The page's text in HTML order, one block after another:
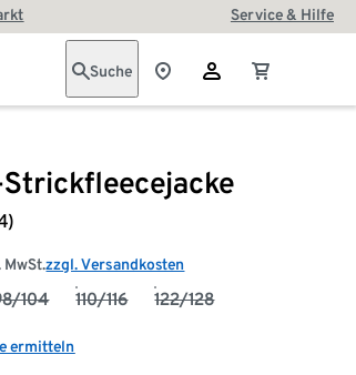
Service & Hilfe
Suche
MwSt.zzgl. Versandkosten
104 110/116 122/128
ermitteln